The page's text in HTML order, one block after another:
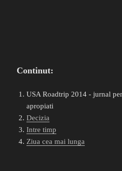
Continut:
USA Roadtrip 2014 - jurnal
apropiati
Decizia
Intre timp
Ziua cea mai lunga